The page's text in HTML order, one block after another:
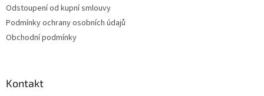
Odstoupení od kupní smlouvy
Podmínky ochrany osobních údajů
Obchodní podmínky
Kontakt